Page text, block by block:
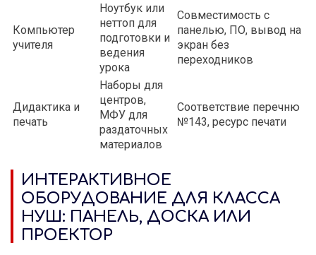
Компьютер
учителя
Ноутбук или
неттоп для
подготовки и
ведения
урока
Совместимость с
панелью, ПО, вывод на
экран без
переходников
Дидактика и
печать
Наборы для
центров,
МФУ для
раздаточных
материалов
Соответствие перечню
№143, ресурс печати
ИНТЕРАКТИВНОЕ
ОБОРУДОВАНИЕ ДЛЯ КЛАССА
НУШ: ПАНЕЛЬ, ДОСКА ИЛИ
ПРОЕКТОР